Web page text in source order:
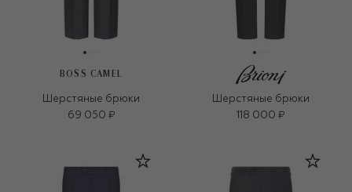
BOSS CAMEL
Шерстяные брюки
69 050 ₽
Шерстяные брюки
118 000 ₽